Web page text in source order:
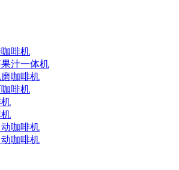
啡机
汁一体机
咖啡机
啡机
咖啡机
咖啡机